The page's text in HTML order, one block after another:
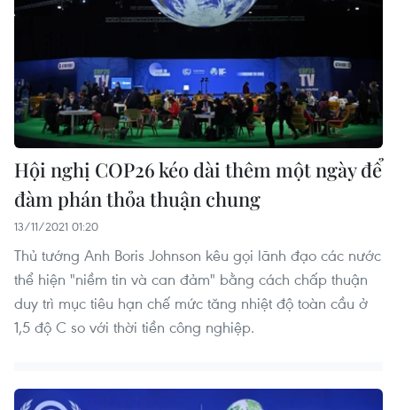
Hội nghị COP26 kéo dài thêm một ngày để
đàm phán thỏa thuận chung
13/11/2021 01:20
Thủ tướng Anh Boris Johnson kêu gọi lãnh đạo các nước
thể hiện "niềm tin và can đảm" bằng cách chấp thuận
duy trì mục tiêu hạn chế mức tăng nhiệt độ toàn cầu ở
1,5 độ C so với thời tiền công nghiệp.